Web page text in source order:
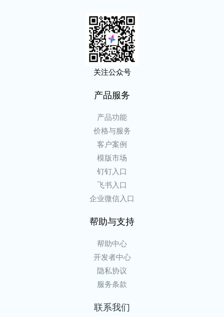
关注公众号
产品服务
产品功能
价格与服务
客户案例
模版市场
钉钉入口
飞书入口
企业微信入口
帮助与支持
帮助中心
开发者中心
隐私协议
服务条款
联系我们